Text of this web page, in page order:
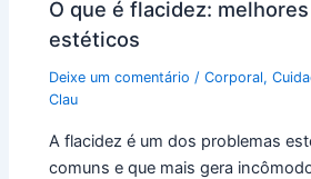
O que é flacidez:
estéticos
Deixe um comentário /Corporal,
Clau
A flacidez é um dos problemas
comuns e que mais gera